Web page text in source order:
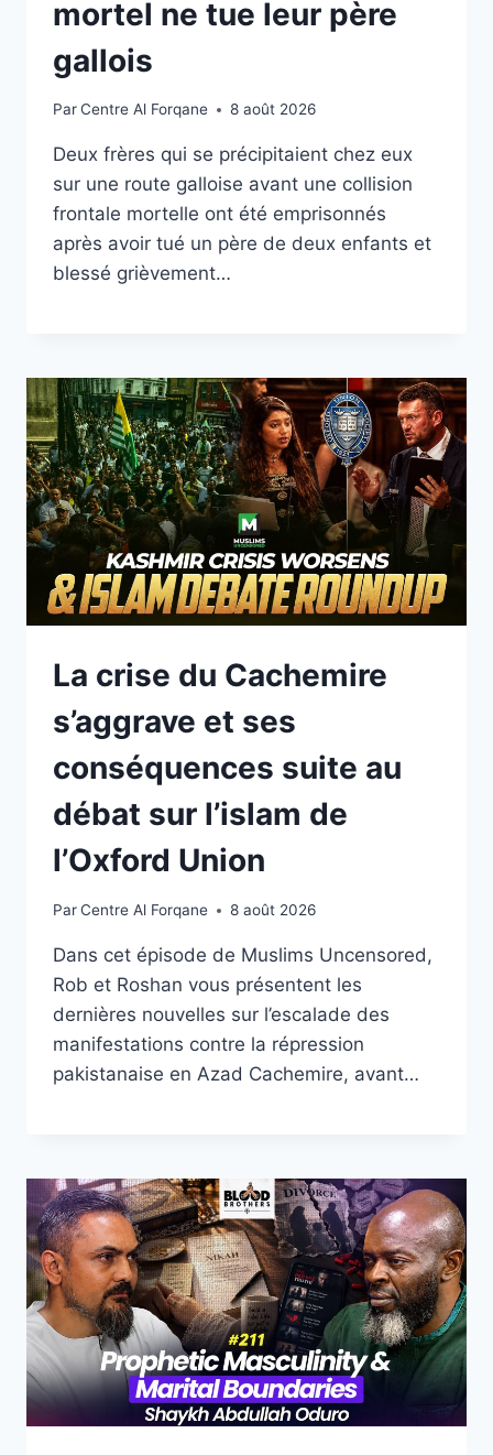
mortel ne tue leur père
gallois
ParCentre Al Forqane 8 août 2026
Deux frères qui se précipitaient chez eux
sur une route galloise avant une collision
frontale mortelle ont été emprisonnés
après avoir tué un père de deux enfants et
blessé grièvement…
La crise du Cachemire
s’aggrave et ses
conséquences suite au
débat sur l’islam de
l’Oxford Union
ParCentre Al Forqane 8 août 2026
Dans cet épisode de Muslims Uncensored,
Rob et Roshan vous présentent les
dernières nouvelles sur l’escalade des
manifestations contre la répression
pakistanaise en Azad Cachemire, avant…